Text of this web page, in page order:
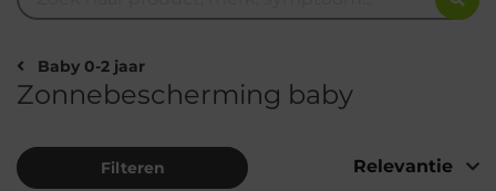
Baby 0-2 jaar
Zonnebescherming baby
Filteren